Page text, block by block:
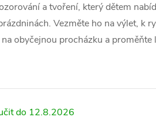
a tvoření, který dětem
Vezměte ho na výlet, k
obyčejnou procházku a proměňte
12.8.2026